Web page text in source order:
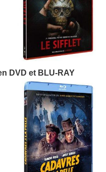
DVD et BLU-RAY